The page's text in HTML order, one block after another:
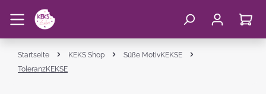
Startseite KEKS Shop
Süße MotivKEKSE
ToleranzKEKSE